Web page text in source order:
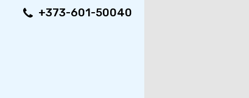
+373-601-50040